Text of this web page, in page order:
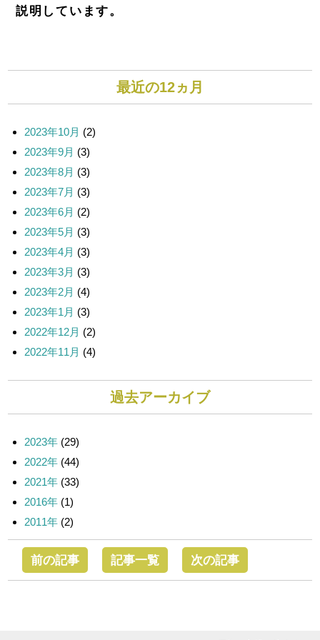
説明しています。
最近の12ヵ月
2023年10月 (2)
2023年9月 (3)
2023年8月 (3)
2023年7月 (3)
2023年6月 (2)
2023年5月 (3)
2023年4月 (3)
2023年3月 (3)
2023年2月 (4)
2023年1月 (3)
2022年12月 (2)
2022年11月 (4)
過去アーカイブ
2023年(29)
2022年(44)
2021年(33)
2016年(1)
2011年(2)
前の記事 記事一覧 次の記事